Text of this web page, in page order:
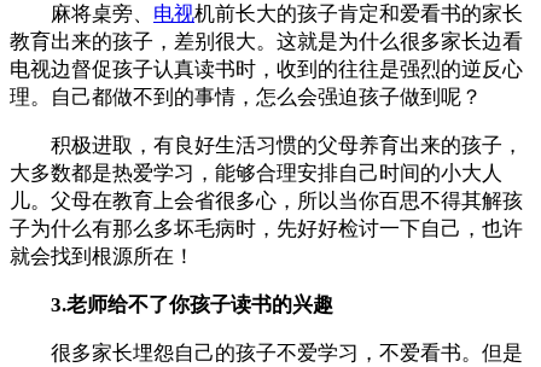
麻将桌旁、 电视机前长大的孩子肯定和爱看书的家长
教育出来的孩子，差别很大。这就是为什么很多家长边看
电视边督促孩子认真读书时，收到的往往是强烈的逆反心
理。自己都做不到的事情，怎么会强迫孩子做到呢？
积极进取，有良好生活习惯的父母养育出来的孩子，
大多数都是热爱学习，能够合理安排自己时间的小大人
儿。父母在教育上会省很多心，所以当你百思不得其解孩
子为什么有那么多坏毛病时，先好好检讨一下自己，也许
就会找到根源所在！
3.老师给不了你孩子读书的兴趣
很多家长埋怨自己的孩子不爱学习，不爱看书。但是